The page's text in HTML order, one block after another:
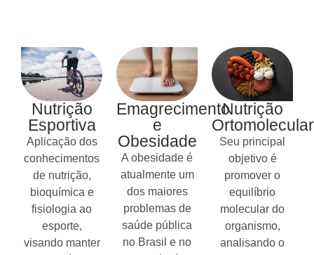
Nutrição
Esportiva
Aplicação dos
conhecimentos
de nutrição,
bioquímica e
fisiologia ao
esporte,
visando manter
Emagrecimento
e
Obesidade
A obesidade é
atualmente um
dos maiores
problemas de
saúde pública
no Brasil e no
Nutrição
Ortomolecular
Seu principal
objetivo é
promover o
equilíbrio
molecular do
organismo,
analisando o